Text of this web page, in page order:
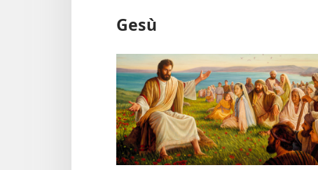
Gesù